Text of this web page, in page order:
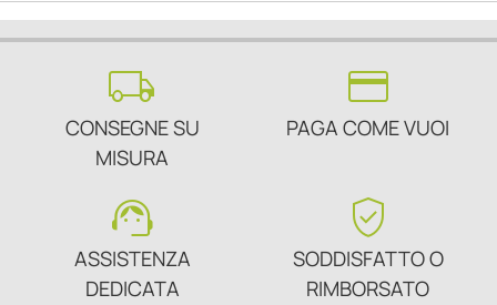
local_shipping
CONSEGNE SU
MISURA
credit_card
PAGA COME VUOI
support_agent
ASSISTENZA
DEDICATA
verified_user
SODDISFATTO O
RIMBORSATO